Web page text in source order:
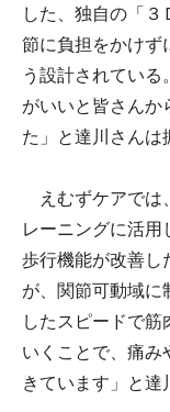
した、独自の「３
節に負担をかけず
う設計されてい
がいいと皆さんか
た」と達川さんは
えむずケアでは
レーニングに活用
歩行機能が改善し
が、関節可動域に
したスピードで筋
いくことで、痛み
きています」と達